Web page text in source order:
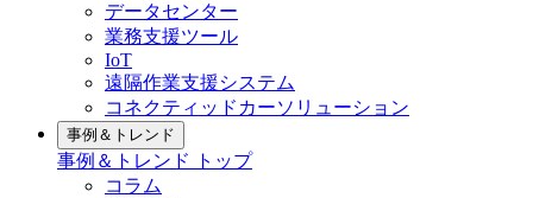
データセンター
業務支援ツール
IoT
遠隔作業支援システム
コネクティッドカーソリューション
事例＆トレンド
事例＆トレンド
トップ
コラム